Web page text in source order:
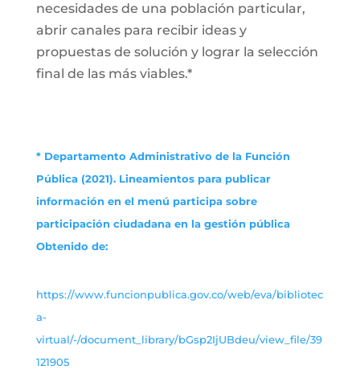
necesidades de una población particular,
abrir canales para recibir ideas y
propuestas de solución y lograr la selección
final de las más viables.*
* Departamento Administrativo de la Función
Pública (2021). Lineamientos para publicar
información en el menú participa sobre
participación ciudadana en la gestión pública
Obtenido de:
https://www.funcionpublica.gov.co/web/eva/bibliotec
a-
virtual/-/document_library/bGsp2IjUBdeu/view_file/39
121905